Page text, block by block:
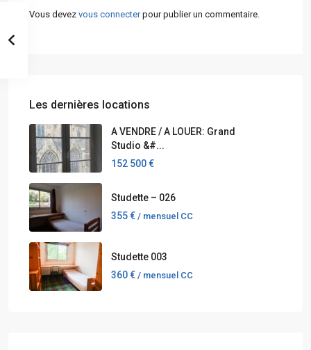
Vous devez vous connecterpour publier un commentaire.
Les dernières locations
A VENDRE / A LOUER: Grand
Studio &#...
152 500 €
Studette – 026
355 € / mensuel CC
Studette 003
360 € / mensuel CC